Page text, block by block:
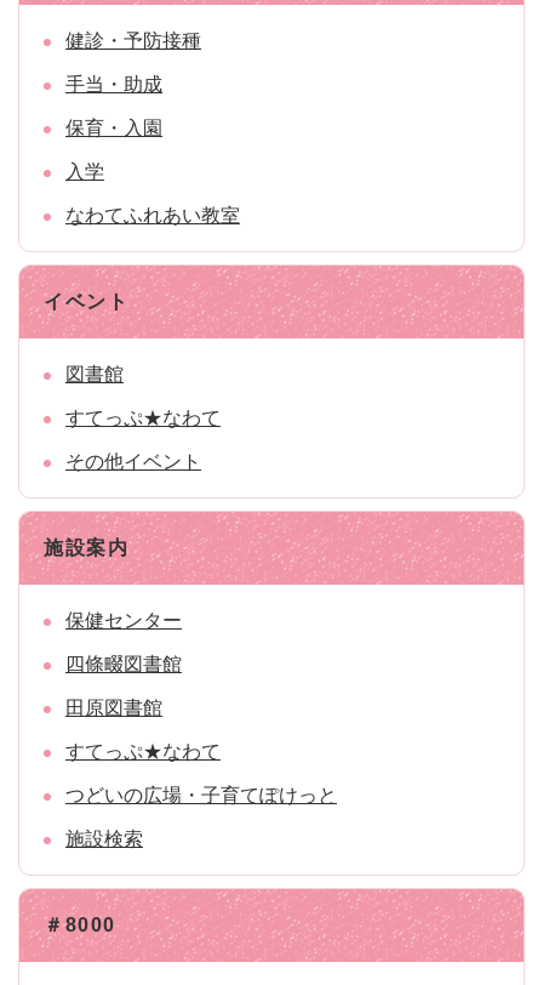
健診・予防接種
手当・助成
保育・入園
入学
なわてふれあい教室
イベント
図書館
すてっぷ★なわて
その他イベント
施設案内
保健センター
四條畷図書館
田原図書館
すてっぷ★なわて
つどいの広場・子育てぽけっと
施設検索
＃8000